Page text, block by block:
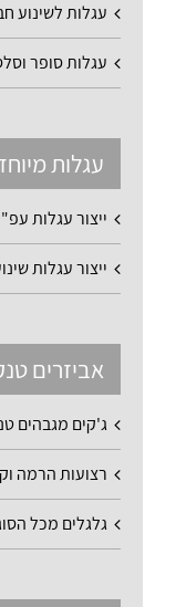
עגלות לשינוע
עגלות סופר
עגלות
ייצור עגלות
ייצור עגלות
אביזרים
ג'קים מגבהים
רצועות הרמה
גלגלים מכל